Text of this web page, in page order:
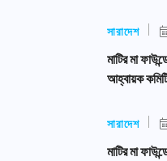
সারাদেশ
মাটির মা
আহ্বায়ক
সারাদেশ
মাটির মা